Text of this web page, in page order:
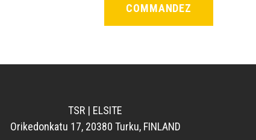
TSR | ELSITE
Orikedonkatu 17, 20380 Turku, FINLAND